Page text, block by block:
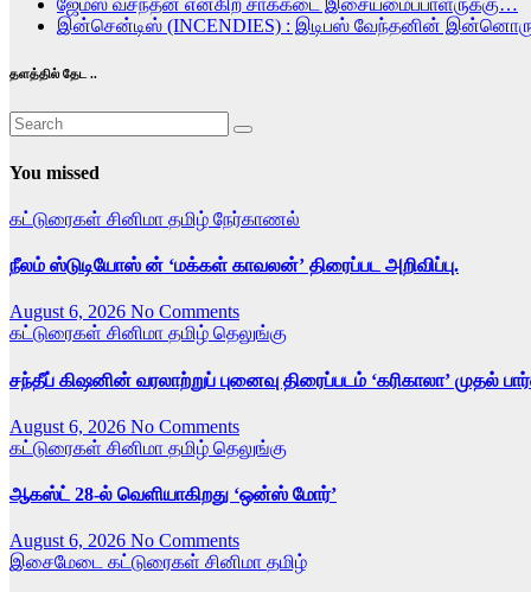
ஜேம்ஸ் வசந்தன் என்கிற சாக்கடை இசையமைப்பாளருக்கு…
இன்சென்டிஸ் (INCENDIES) : இடிபஸ் வேந்தனின்
தளத்தில் தேட ..
You missed
கட்டுரைகள் சினிமா தமிழ் நேர்காணல்
நீலம் ஸ்டுடியோஸ் ன் ‘மக்கள் காவலன்’ திரைப்பட அறிவிப்பு.
August 6, 2026 No Comments
கட்டுரைகள் சினிமா தமிழ் தெலுங்கு
சந்தீப் கிஷனின் வரலாற்றுப் புனைவு திரைப்படம் ‘கரிகாலா’ முதல்
August 6, 2026 No Comments
கட்டுரைகள் சினிமா தமிழ் தெலுங்கு
ஆகஸ்ட் 28-ல் வெளியாகிறது ‘ஒன்ஸ் மோர்’
August 6, 2026 No Comments
இசைமேடை கட்டுரைகள் சினிமா தமிழ்